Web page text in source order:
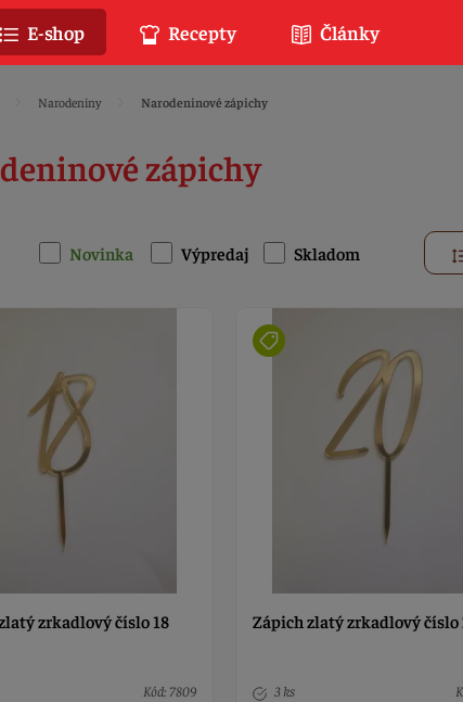
Narodeniny Narodeninové zápichy
zápichy
Novinka Výpredaj Skladom
zrkadlový číslo 18
Kód: 7809
Zápich zlatý zrkadlový číslo
3 ks
E-shop Recepty Články